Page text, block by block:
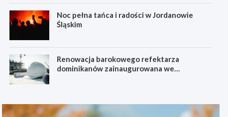
Noc pełna tańca i radości w Jordanowie
Śląskim
Renowacja barokowego refektarza
dominikanów zainaugurowana we